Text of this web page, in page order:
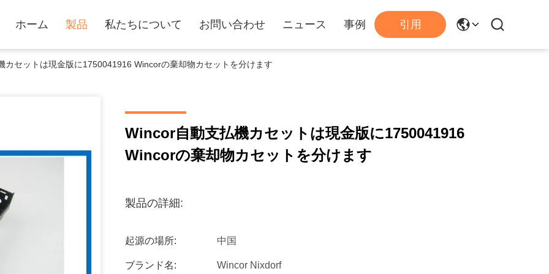
ホーム 製品 私たちについて お問い合わせ ニュース 事例 引用
カセットは現金版に1750041916 Wincorの棄却物カセットを分けます
Wincor自動支払機カセットは現金版に1750041916
Wincorの棄却物カセットを分けます
製品の詳細:
起源の場所: 中国
ブランド名: Wincor Nixdorf